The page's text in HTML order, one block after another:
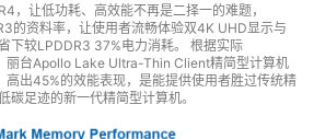
，让低功耗、高效能不再是二择一的难题，
的资料率，让使用者流畅体验双4K UHD显示与
下较LPDDR3 37%电力消耗。 根据实际
丽台Apollo Lake Ultra-Thin Client精简型计算机
出45%的效能表现，是能提供使用者胜过传统精
碳足迹的新一代精简型计算机。